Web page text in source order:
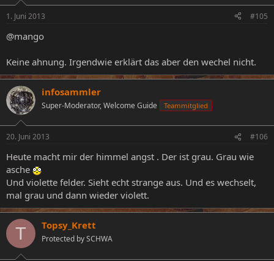
1. Juni 2013 #105
@mango
Keine ahnung. Irgendwie erklärt das aber den wechel nicht.
infosammler
Super-Moderator, Welcome Guide Teammitglied
20. Juni 2013 #106
Heute macht mir der himmel angst . Der ist grau. Grau wie
asche
Und violette felder. Sieht echt strange aus. Und es wechselt,
mal grau und dann wieder violett.
T Topsy_Krett
Protected by SCHWA